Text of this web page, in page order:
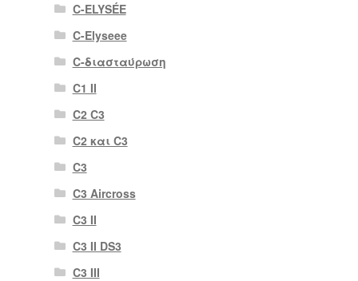
C-ELYSÉE
C-Elyseee
C-διασταύρωση
C1 II
C2 C3
C2 και C3
C3
C3 Aircross
C3 II
C3 II DS3
C3 III